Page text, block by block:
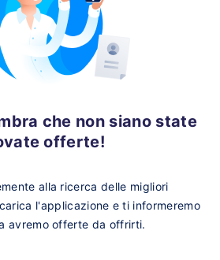
che non siano state
offerte!
alla ricerca delle migliori
l'applicazione e ti informeremo
avremo offerte da offrirti.